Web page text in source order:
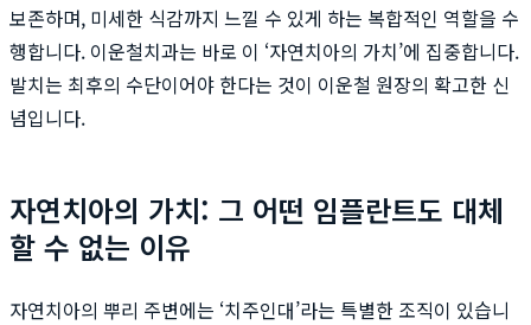
보존하며, 미세한 식감까지 느낄 수 있게 하는 복합적인 역할을 수
행합니다. 이운철치과는 바로 이 ‘자연치아의 가치’에 집중합니다.
발치는 최후의 수단이어야 한다는 것이 이운철 원장의 확고한 신
념입니다.
자연치아의 가치: 그 어떤 임플란트도 대체
할 수 없는 이유
자연치아의 뿌리 주변에는 ‘치주인대’라는 특별한 조직이 있습니